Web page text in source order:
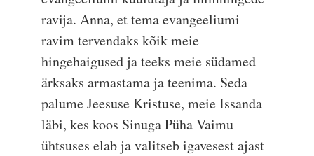
ravija. Anna, et tema evangeeliumi
ravim tervendaks kõik meie
hingehaigused ja teeks meie südamed
ärksaks armastama ja teenima. Seda
palume Jeesuse Kristuse, meie Issanda
läbi, kes koos Sinuga Püha Vaimu
ühtsuses elab ja valitseb igavesest ajast